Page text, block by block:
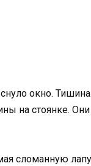
окно.
на стоянке.
сломанную